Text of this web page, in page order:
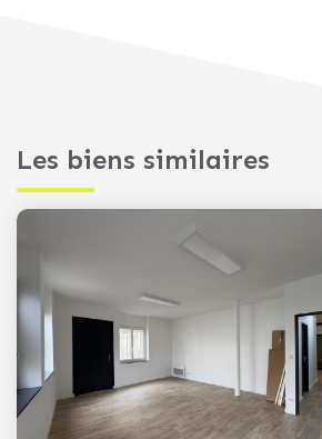
Les biens similaires